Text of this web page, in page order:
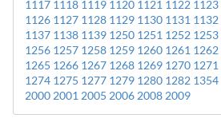
1117 1118 1119 1120 1121 1122 1123
1126 1127 1128 1129 1130 1131 1132
1137 1138 1139 1250 1251 1252 1253
1256 1257 1258 1259 1260 1261 1262
1265 1266 1267 1268 1269 1270 1271
1274 1275 1277 1279 1280 1282 1354
200020012005200620082009